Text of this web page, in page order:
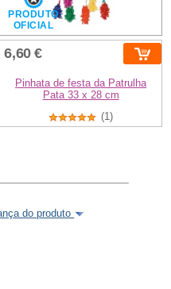
PRODUTO
OFICIAL
6,60 €
Pinhata de festa da Patrulha
Pata 33 x 28 cm
(1)
do produto